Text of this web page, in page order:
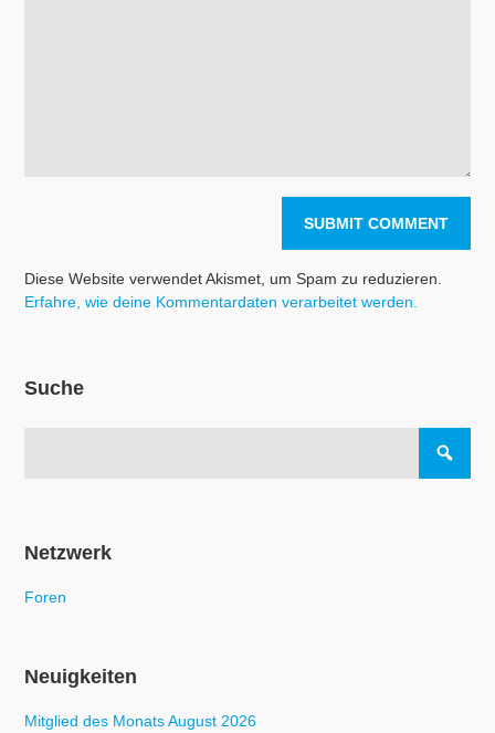
Diese Website verwendet Akismet, um Spam zu reduzieren.
Erfahre, wie deine Kommentardaten verarbeitet werden.
Suche
Netzwerk
Foren
Neuigkeiten
Mitglied des Monats August 2026